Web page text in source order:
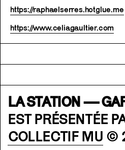
https://raphaelserres.hotglue.me
https://www.celiagaultier.com
LA STATION —
EST PRÉSENTÉE
COLLECTIF MU ©